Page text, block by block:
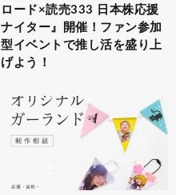
ロード×読売333 日本株応援
ナイター』開催！ファン参加
型イベントで推し活を盛り上
げよう！